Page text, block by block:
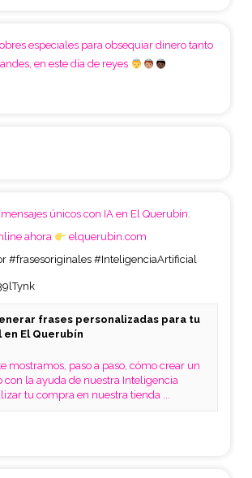
especiales para obsequiar dinero tanto
en este día de reyes
mensajes únicos con IA en El Querubín.
ahora
elquerubin.com
#frasesoriginales #InteligenciaArtificial
frases personalizadas para tu
El Querubín
mostramos, paso a paso, cómo crear un
con la ayuda de nuestra Inteligencia
tu compra en nuestra tienda ...